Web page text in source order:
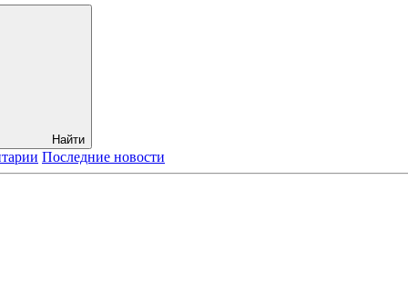
Найти
Последние новости